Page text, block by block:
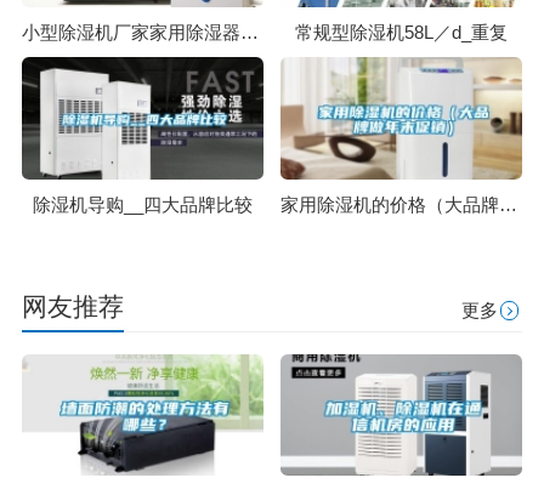
小型除湿机厂家家用除湿器厂家 常规型除湿机58L／d_重复
除湿机导购__四大品牌比较 家用除湿机的价格（大品牌做年末促销）
网友推荐 更多